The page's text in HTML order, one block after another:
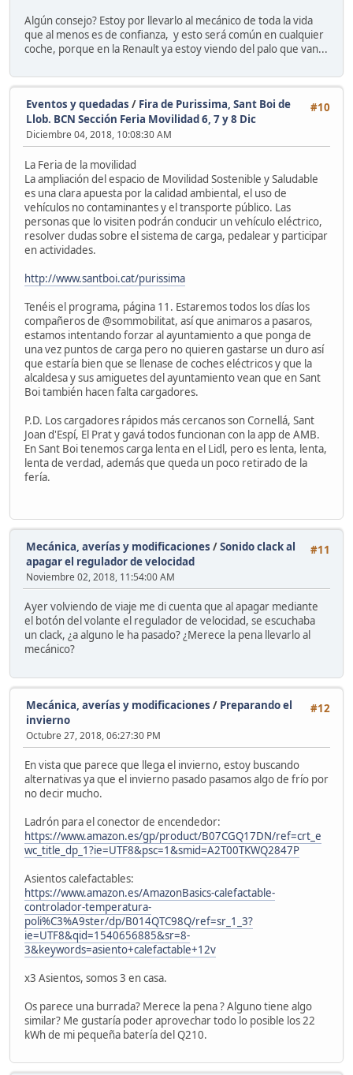
Algún consejo? Estoy por llevarlo al mecánico de toda la vida
que al menos es de confianza, y esto será común en cualquier
coche, porque en la Renault ya estoy viendo del palo que van...
#10
Eventos y quedadas / Fira de Purissima, Sant Boi de
Llob. BCN Sección Feria Movilidad 6, 7 y 8 Dic
Diciembre 04, 2018, 10:08:30 AM
La Feria de la movilidad
La ampliación del espacio de Movilidad Sostenible y Saludable
es una clara apuesta por la calidad ambiental, el uso de
vehículos no contaminantes y el transporte público. Las
personas que lo visiten podrán conducir un vehículo eléctrico,
resolver dudas sobre el sistema de carga, pedalear y participar
en actividades.
http://www.santboi.cat/purissima
Tenéis el programa, página 11. Estaremos todos los días los
compañeros de @sommobilitat, así que animaros a pasaros,
estamos intentando forzar al ayuntamiento a que ponga de
una vez puntos de carga pero no quieren gastarse un duro así
que estaría bien que se llenase de coches eléctricos y que la
alcaldesa y sus amiguetes del ayuntamiento vean que en Sant
Boi también hacen falta cargadores.
P.D. Los cargadores rápidos más cercanos son Cornellá, Sant
Joan d'Espí, El Prat y gavá todos funcionan con la app de AMB.
En Sant Boi tenemos carga lenta en el Lidl, pero es lenta, lenta,
lenta de verdad, además que queda un poco retirado de la
fería.
#11
Mecánica, averías y modificaciones /Sonido clack al
apagar el regulador de velocidad
Noviembre 02, 2018, 11:54:00 AM
Ayer volviendo de viaje me di cuenta que al apagar mediante
el botón del volante el regulador de velocidad, se escuchaba
un clack, ¿a alguno le ha pasado? ¿Merece la pena llevarlo al
mecánico?
#12
Mecánica, averías y modificaciones / Preparando el
invierno
Octubre 27, 2018, 06:27:30 PM
En vista que parece que llega el invierno, estoy buscando
alternativas ya que el invierno pasado pasamos algo de frío por
no decir mucho.
Ladrón para el conector de encendedor:
https://www.amazon.es/gp/product/B07CGQ17DN/ref=crt_e
wc_title_dp_1?ie=UTF8&psc=1&smid=A2T00TKWQ2847P
Asientos calefactables:
https://www.amazon.es/AmazonBasics-calefactable-
controlador-temperatura-
poli%C3%A9ster/dp/B014QTC98Q/ref=sr_1_3?
ie=UTF8&qid=1540656885&sr=8-
3&keywords=asiento+calefactable+12v
x3 Asientos, somos 3 en casa.
Os parece una burrada? Merece la pena ? Alguno tiene algo
similar? Me gustaría poder aprovechar todo lo posible los 22
kWh de mi pequeña batería del Q210.